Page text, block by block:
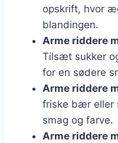
opskrift, hvor
blandingen.
Arme riddere
Tilsæt sukker
for en sødere
Arme riddere
friske bær eller
smag og farve.
Arme riddere